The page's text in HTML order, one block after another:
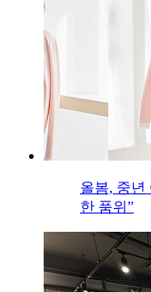
올봄, 중
한 품위”